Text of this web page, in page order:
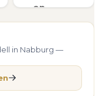
in Nabburg —